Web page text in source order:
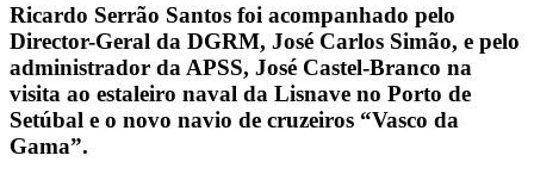
Ricardo Serrão Santos foi acompanhado pelo
Director-Geral da DGRM, José Carlos Simão, e pelo
administrador da APSS, José Castel-Branco na
visita ao estaleiro naval da Lisnave no Porto de
Setúbal e o novo navio de cruzeiros “Vasco da
Gama”.